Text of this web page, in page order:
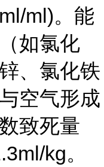
ml)。能
如氯化
、氯化铁
空气形成
致死量
kg。